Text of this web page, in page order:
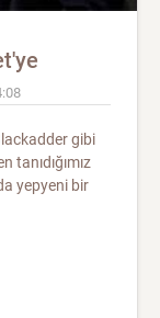
gibi
tanıdığımız
yepyeni bir